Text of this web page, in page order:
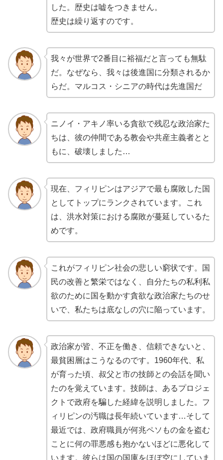
した。歴史は嘘をつきません。
歴史は繰り返すのです。
我々が世界で2番目に裕福だと言っても無駄
だ。なぜなら、我々は後進国に分類されるか
らだ。マルコス・シニアの時代は先進国だ
ニノイ・アキノ率いる貪欲で残忍な政治家た
ちは、彼の仲間である教会や共産主義者とと
もに、破壊しました…
現在、フィリピンはアジアで最も腐敗した国
としてトップにランクされています。これ
は、洪水対策における腐敗が蔓延しているた
めです。
これがフィリピン社会の悲しい窮状です。国
民の改善と繁栄ではなく、自分たちの私利私
欲のために国を動かす貪欲な政治家たちのせ
いで、私たちは底なしの穴に陥っています。
政治家が皆、不正を働き、信頼できないと、
最貧困層はこうなるのです。1960年代、私
が育った頃、叔父と市の技師との会話を聞い
たのを覚えています。技師は、あるプロジェ
クトで政府を騙した経緯を説明しました。フ
ィリピンの汚職は長年続いています…そして
最近では、政府職員が何兆ペソもの金を盗む
ことに何の罪悪感も抱かないほどに悪化して
います。彼らは国の国庫をほぼ空にしていま